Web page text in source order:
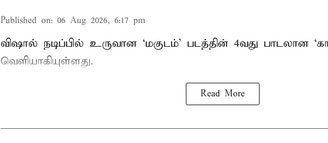
Published on: 06 Aug 2026, 6:17 pm
விஷால் நடிப்பில் உருவான ‘மகுடம்’ படத்தின் 4வது பாடலான
வெளியாகியுள்ளது.
Read More